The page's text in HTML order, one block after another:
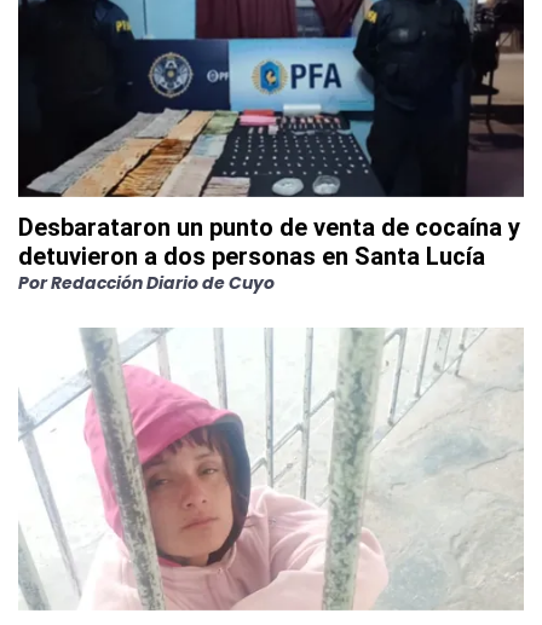
Desbarataron un punto de venta de cocaína y
detuvieron a dos personas en Santa Lucía
PorRedacción Diario de Cuyo